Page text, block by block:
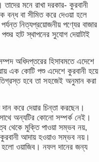
মনে রাখা দরকার- কুরবানী
বন্ধ বা সীমিত করে দেওয়া হলে
নিত্যপ্রয়োজনীয় পণ্যের বাজার
হাট স্থাপনের সুযোগ দেয়াটাই
অধিদপ্তরের হিসাবমতে এদেশে
এক কোটি পশু এদেশে কুরবানী হয়ে
হবে তা সহজেই অনুমান করা
করে দেয়ার চিন্তা করছেন।
অন্যটির কোনো সম্পর্ক নেই।
থেকে মুক্তি পাওয়া সম্ভব নয়,
আদায় হওয়াও সম্ভব নয়।
হলো ওয়াজিব। নফল দানের জন্য